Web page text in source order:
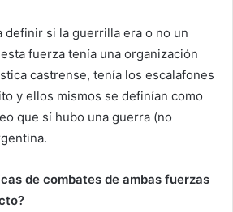
definir si la guerrilla era o no un
fuerza tenía una organización
castrense, tenía los escalafones
y ellos mismos se definían como
que sí hubo una guerra (no
de combates de ambas fuerzas